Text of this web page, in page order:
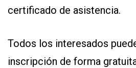
certificado de asistencia.
Todos los interesados
inscripción de forma